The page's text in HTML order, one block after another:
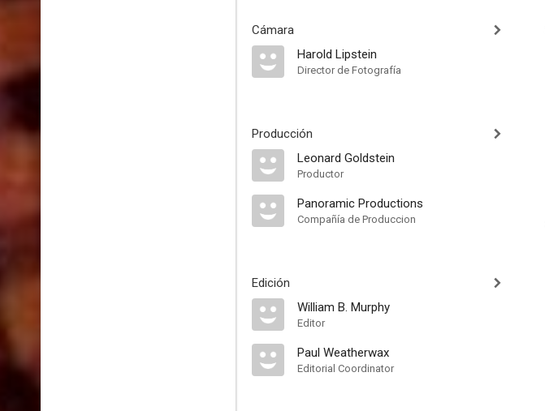
Cámara
Harold Lipstein
Director de Fotografía
Producción
Leonard Goldstein
Productor
Panoramic Productions
Compañía de Produccion
Edición
William B. Murphy
Editor
Paul Weatherwax
Editorial Coordinator